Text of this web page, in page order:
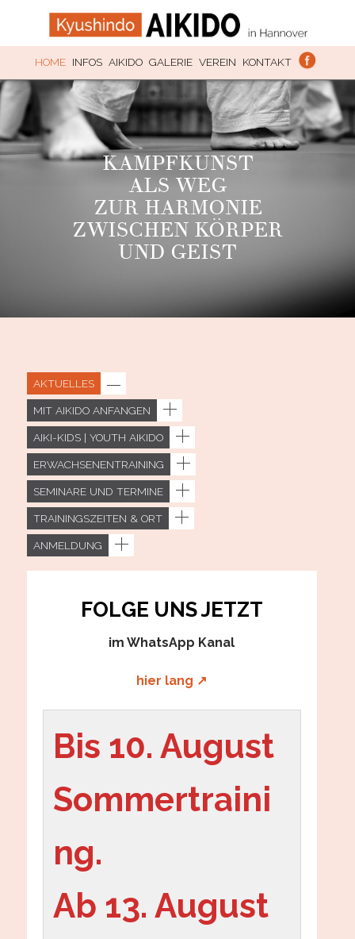
SKIP TO CONTENT
HOME INFOS AIKIDO GALERIE VEREIN KONTAKT
KAMPFKUNST
ALS WEG
ZUR HARMONIE
ZWISCHEN KÖRPER
UND GEIST
AKTUELLES
MIT AIKIDO ANFANGEN
AIKI-KIDS | YOUTH AIKIDO
ERWACHSENENTRAINING
SEMINARE UND TERMINE
TRAININGSZEITEN & ORT
ANMELDUNG
FOLGE UNS JETZT
im WhatsApp Kanal
hier lang ↗
Bis 10. August
Sommertraini
ng.
Ab 13. August